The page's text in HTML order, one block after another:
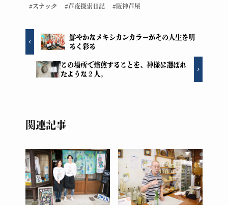
スナック 芦夜探索日記 阪神芦屋
鮮やかなメキシカンカラーがその人生を明
るく彩る
この場所で焙煎することを、神様に選ばれ
たような２人。
関連記事